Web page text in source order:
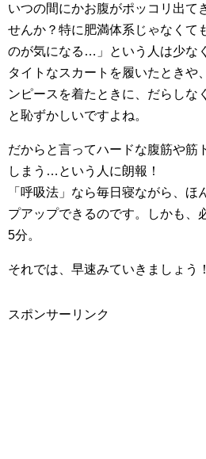
いつの間にかお腹がポッコリ出て
せんか？特に肥満体系じゃなくて
のが気になる…」という人は少な
タイトなスカートを履いたときや
ンピースを着たときに、だらしな
と恥ずかしいですよね。
だからと言ってハードな腹筋や筋
しまう…という人に朗報！
「呼吸法」なら毎日寝ながら、ほ
プアップできるのです。しかも、
5分。
それでは、早速みていきましょう！
スポンサーリンク